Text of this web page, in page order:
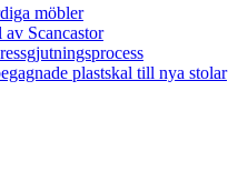
möbler
Scancastor
plastskal till nya stolar